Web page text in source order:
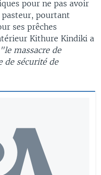
pour ne pas avoir
pasteur, pourtant
ses prêches
Kithure Kindiki a
"le massacre de
de sécurité de